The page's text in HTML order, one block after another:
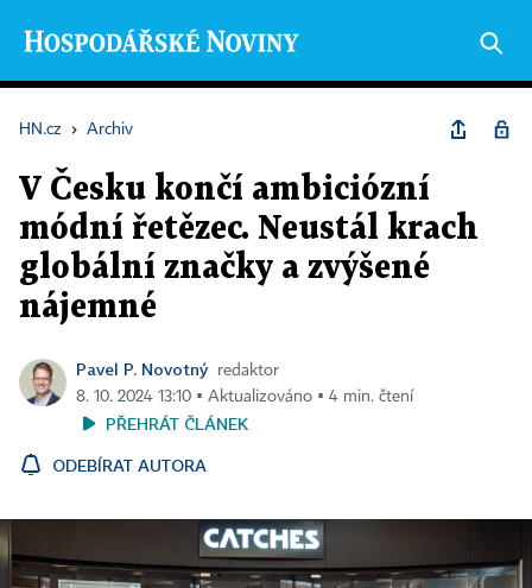
HN.cz › Archiv
V Česku končí ambiciózní
módní řetězec. Neustál krach
globální značky a zvýšené
nájemné
Pavel P. Novotný
redaktor
8. 10. 2024 13:10 ▪ Aktualizováno ▪ 4 min. čtení
PŘEHRÁT ČLÁNEK
ODEBÍRAT AUTORA